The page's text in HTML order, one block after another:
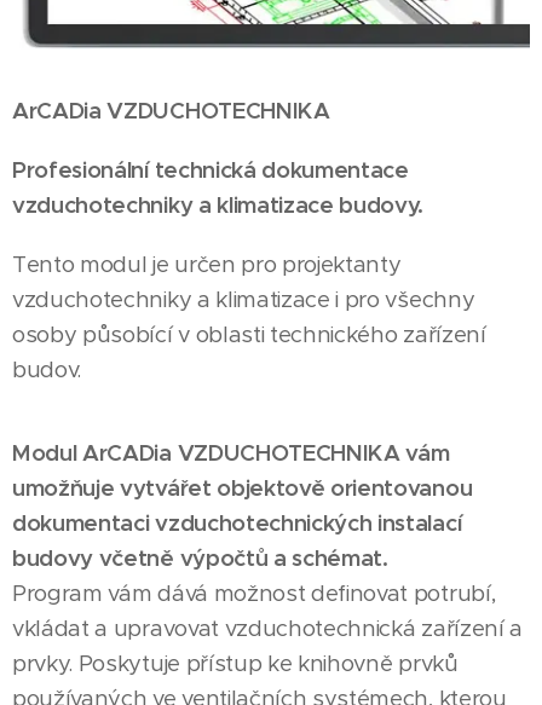
ArCADia VZDUCHOTECHNIKA
Profesionální technická dokumentace
vzduchotechniky a klimatizace budovy.
Tento modul je určen pro projektanty
vzduchotechniky a klimatizace i pro všechny
osoby působící v oblasti technického zařízení
budov.
Modul ArCADia VZDUCHOTECHNIKA vám
umožňuje vytvářet objektově orientovanou
dokumentaci vzduchotechnických instalací
budovy včetně výpočtů a schémat.
Program vám dává možnost definovat potrubí,
vkládat a upravovat vzduchotechnická zařízení a
prvky. Poskytuje přístup ke knihovně prvků
používaných ve ventilačních systémech, kterou